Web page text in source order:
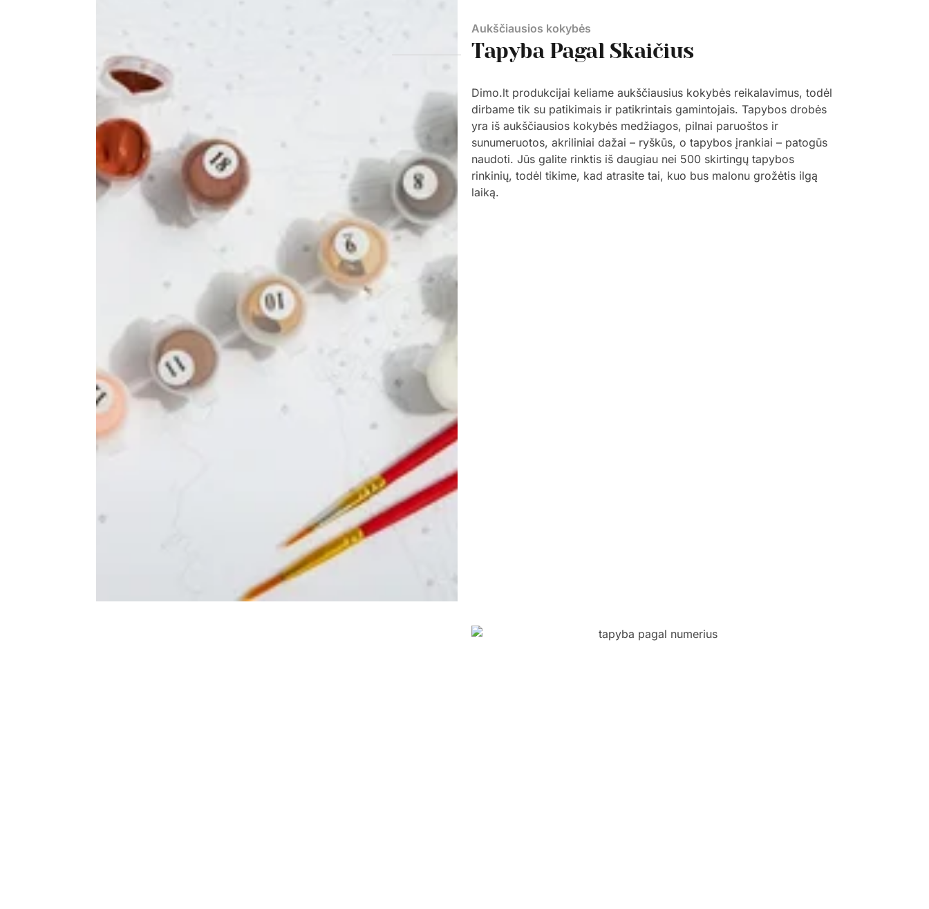
Aukščiausios kokybės
Tapyba Pagal Skaičius
Dimo.lt produkcijai keliame aukščiausius kokybės reikalavimus, todėl
dirbame tik su patikimais ir patikrintais gamintojais. Tapybos drobės
yra iš aukščiausios kokybės medžiagos, pilnai paruoštos ir
sunumeruotos, akriliniai dažai – ryškūs, o tapybos įrankiai – patogūs
naudoti. Jūs galite rinktis iš daugiau nei 500 skirtingų tapybos
rinkinių, todėl tikime, kad atrasite tai, kuo bus malonu grožėtis ilgą
laiką.